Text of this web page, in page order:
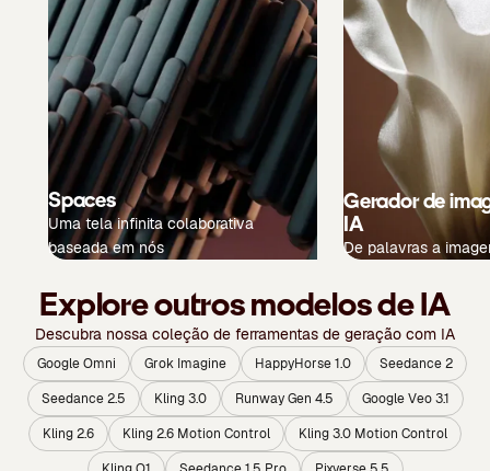
Spaces
Uma tela infinita colaborativa
baseada em nós
Gerador de
IA
De palavras a
Explore outros modelos de IA
Descubra nossa coleção de ferramentas de geração com IA
Google Omni Grok Imagine HappyHorse 1.0
Seedance 2
Seedance 2.5
Kling 3.0 Runway Gen 4.5
Google Veo 3.1
Kling 2.6
Kling 2.6 Motion Control
Kling 3.0 Motion Control